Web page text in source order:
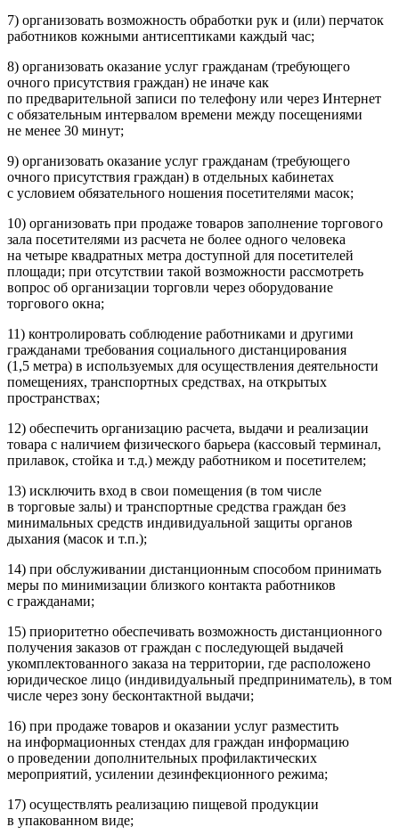
7) организовать возможность обработки рук и (или) перчаток
работников кожными антисептиками каждый час;
8) организовать оказание услуг гражданам (требующего
очного присутствия граждан) не иначе как
по предварительной записи по телефону или через Интернет
с обязательным интервалом времени между посещениями
не менее 30 минут;
9) организовать оказание услуг гражданам (требующего
очного присутствия граждан) в отдельных кабинетах
с условием обязательного ношения посетителями масок;
10) организовать при продаже товаров заполнение торгового
зала посетителями из расчета не более одного человека
на четыре квадратных метра доступной для посетителей
площади; при отсутствии такой возможности рассмотреть
вопрос об организации торговли через оборудование
торгового окна;
11) контролировать соблюдение работниками и другими
гражданами требования социального дистанцирования
(1,5 метра) в используемых для осуществления деятельности
помещениях, транспортных средствах, на открытых
пространствах;
12) обеспечить организацию расчета, выдачи и реализации
товара с наличием физического барьера (кассовый терминал,
прилавок, стойка и т.д.) между работником и посетителем;
13) исключить вход в свои помещения (в том числе
в торговые залы) и транспортные средства граждан без
минимальных средств индивидуальной защиты органов
дыхания (масок и т.п.);
14) при обслуживании дистанционным способом принимать
меры по минимизации близкого контакта работников
с гражданами;
15) приоритетно обеспечивать возможность дистанционного
получения заказов от граждан с последующей выдачей
укомплектованного заказа на территории, где расположено
юридическое лицо (индивидуальный предприниматель), в том
числе через зону бесконтактной выдачи;
16) при продаже товаров и оказании услуг разместить
на информационных стендах для граждан информацию
о проведении дополнительных профилактических
мероприятий, усилении дезинфекционного режима;
17) осуществлять реализацию пищевой продукции
в упакованном виде;